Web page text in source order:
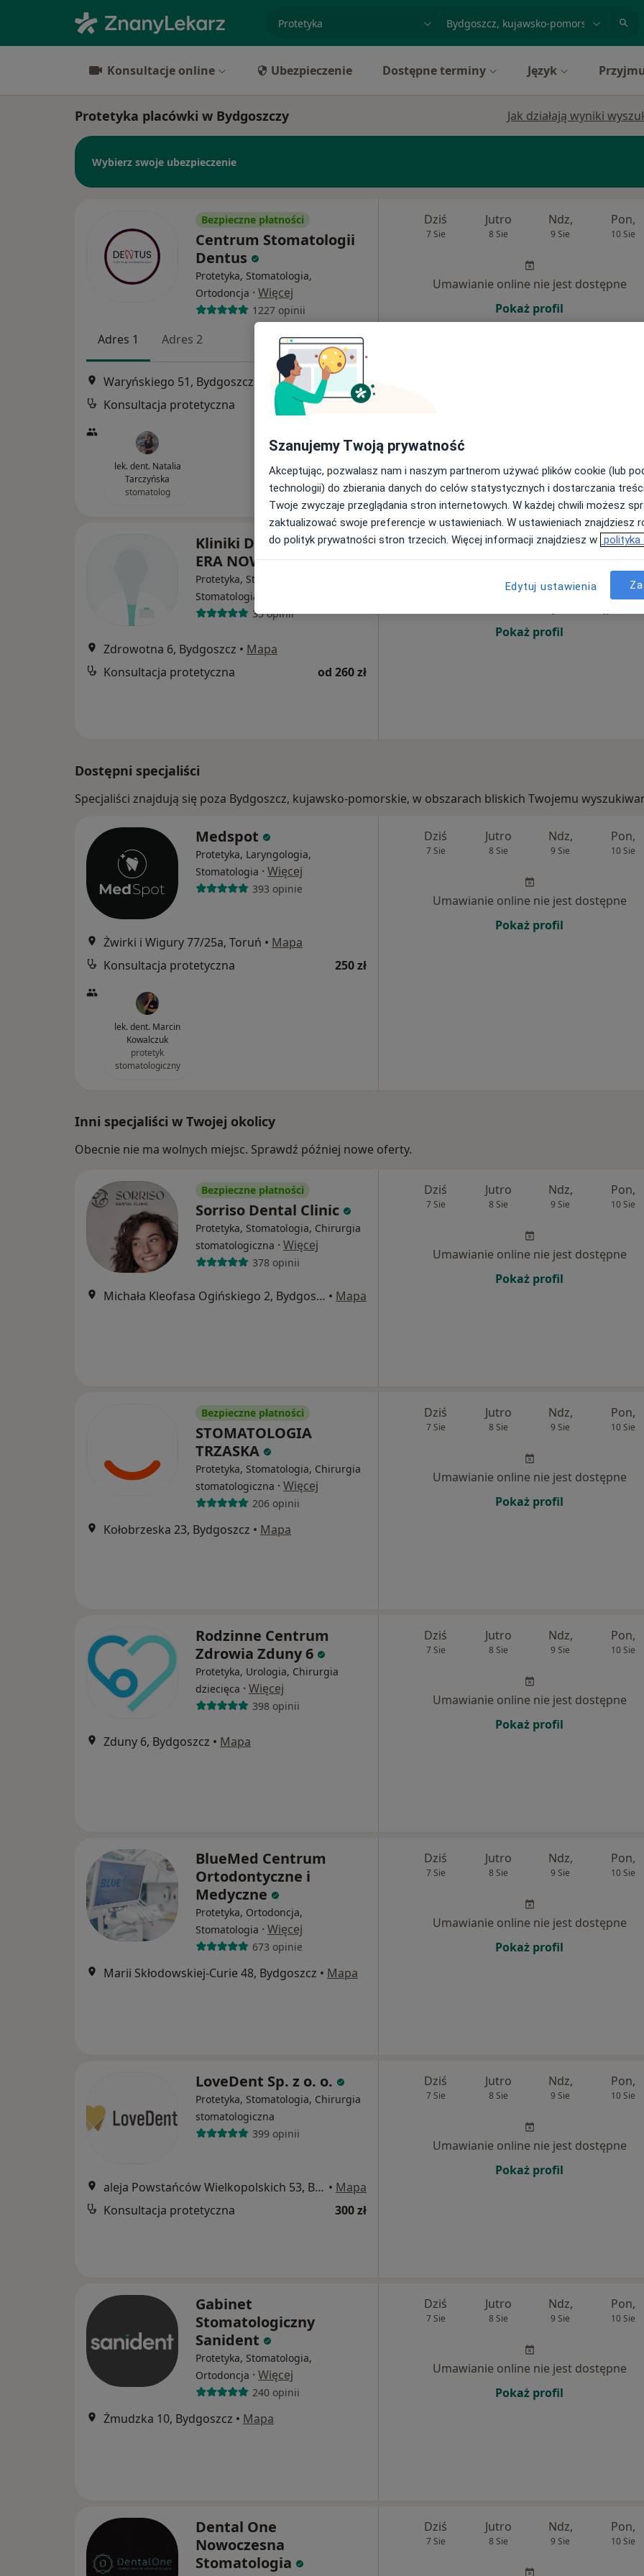
Konsultacje online Ubezpieczenie Dostępne terminy Język
Protetyka placówki w Bydgoszczy Jak działają wyniki
Wybierz swoje ubezpieczenie
Bezpieczne płatności
Centrum Stomatologii
Dentus
Protetyka, Stomatologia,
Ortodoncja · Więcej
1227 opinii
Adres 1 Adres 2
Waryńskiego 51, Bydgoszcz
Mapa
Konsultacja protetyczna
270 zł
lek. dent. Natalia
Tarczyńska
stomatolog
Dziś
7 Sie
Jutro
8 Sie
Ndz,
9 Sie
Pon,
10 Sie
Umawianie online nie jest dostępne
Pokaż profil
Kliniki Dentystyczne
ERA NOWA
Protetyka, Stomatologia,
Stomatologia dziecięca
35 opinii
Zdrowotna 6, Bydgoszcz • Mapa
Konsultacja protetyczna
od 260 zł
Dziś Jutro Ndz, Pon,
Pokaż profil
Dostępni specjaliści
Specjaliści znajdują się poza Bydgoszcz, kujawsko-pomorskie, w obszarach bliskich Twojemu
Medspot
Protetyka, Laryngologia,
Stomatologia · Więcej
393 opinie
Żwirki i Wigury 77/25a, Toruń • Mapa
Konsultacja protetyczna
250 zł
lek. dent. Marcin
Kowalczuk
protetyk
stomatologiczny
Dziś
7 Sie
Jutro
8 Sie
Ndz,
9 Sie
Pon,
10 Sie
Umawianie online nie jest dostępne
Pokaż profil
Inni specjaliści w Twojej okolicy
Obecnie nie ma wolnych miejsc. Sprawdź później nowe oferty.
Bezpieczne płatności
Sorriso Dental Clinic
Protetyka, Stomatologia, Chirurgia
stomatologiczna · Więcej
378 opinii
Michała Kleofasa Ogińskiego 2, Bydgoszcz • Mapa
Dziś
7 Sie
Jutro
8 Sie
Ndz,
9 Sie
Pon,
10 Sie
Umawianie online nie jest dostępne
Pokaż profil
Bezpieczne płatności
STOMATOLOGIA
TRZASKA
Protetyka, Stomatologia, Chirurgia
stomatologiczna · Więcej
206 opinii
Kołobrzeska 23, Bydgoszcz • Mapa
Dziś
7 Sie
Jutro
8 Sie
Ndz,
9 Sie
Pon,
10 Sie
Umawianie online nie jest dostępne
Pokaż profil
Rodzinne Centrum
Zdrowia Zduny 6
Protetyka, Urologia, Chirurgia
dziecięca · Więcej
398 opinii
Zduny 6, Bydgoszcz • Mapa
Dziś
7 Sie
Jutro
8 Sie
Ndz,
9 Sie
Pon,
10 Sie
Umawianie online nie jest dostępne
Pokaż profil
BlueMed Centrum
Ortodontyczne i
Medyczne
Protetyka, Ortodoncja,
Stomatologia · Więcej
673 opinie
Marii Skłodowskiej-Curie 48, Bydgoszcz • Mapa
Dziś
7 Sie
Jutro
8 Sie
Ndz,
9 Sie
Pon,
10 Sie
Umawianie online nie jest dostępne
Pokaż profil
LoveDent Sp. z o. o.
Protetyka, Stomatologia, Chirurgia
stomatologiczna
399 opinii
aleja Powstańców Wielkopolskich 53, Bydgoszcz • Mapa
Konsultacja protetyczna
300 zł
Dziś
7 Sie
Jutro
8 Sie
Ndz,
9 Sie
Pon,
10 Sie
Umawianie online nie jest dostępne
Pokaż profil
Gabinet
Stomatologiczny
Sanident
Protetyka, Stomatologia,
Ortodoncja · Więcej
240 opinii
Żmudzka 10, Bydgoszcz • Mapa
Dziś
7 Sie
Jutro
8 Sie
Ndz,
9 Sie
Pon,
10 Sie
Umawianie online nie jest dostępne
Pokaż profil
Dental One
Nowoczesna
Stomatologia
Dziś
7 Sie
Jutro
8 Sie
Ndz,
9 Sie
Pon,
10 Sie
Szanujemy Twoją prywatność
Akceptując, pozwalasz nam i naszym partnerom używać plików cookie (lub
technologii) do zbierania danych do celów statystycznych i dostarczania
Twoje zwyczaje przeglądania stron internetowych. W każdej chwili możesz
zaktualizować swoje preferencje w ustawieniach. W ustawieniach znajdziesz
do polityk prywatności stron trzecich. Więcej informacji znajdziesz w polityka
Edytuj ustawienia